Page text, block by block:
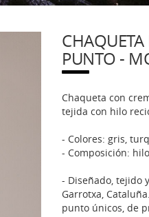
PUNTO -
Chaqueta con
tejida con hilo
- Colores: gris,
- Composición:
- Diseñado, tejido
Garrotxa,
punto únicos, de